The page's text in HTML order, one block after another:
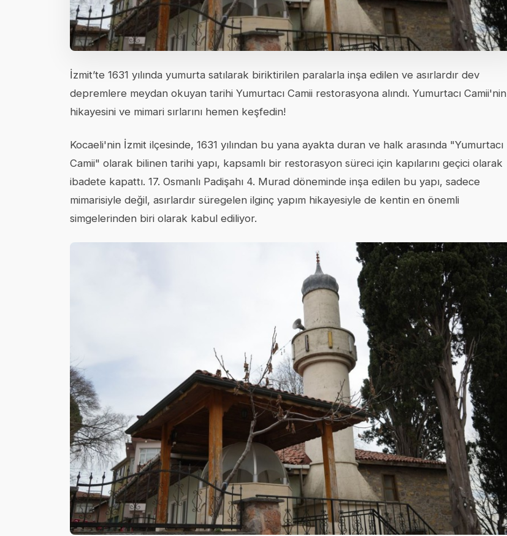
İzmit’te 1631 yılında yumurta satılarak biriktirilen paralarla inşa edilen ve asırlardır dev
depremlere meydan okuyan tarihi Yumurtacı Camii restorasyona alındı. Yumurtacı Camii'nin
hikayesini ve mimari sırlarını hemen keşfedin!
Kocaeli'nin İzmit ilçesinde, 1631 yılından bu yana ayakta duran ve halk arasında "Yumurtacı
Camii" olarak bilinen tarihi yapı, kapsamlı bir restorasyon süreci için kapılarını geçici olarak
ibadete kapattı. 17. Osmanlı Padişahı 4. Murad döneminde inşa edilen bu yapı, sadece
mimarisiyle değil, asırlardır süregelen ilginç yapım hikayesiyle de kentin en önemli
simgelerinden biri olarak kabul ediliyor.